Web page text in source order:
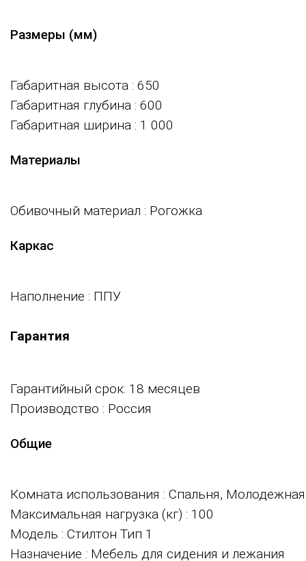
Размеры (мм)
Габаритная высота : 650
Габаритная глубина : 600
Габаритная ширина : 1 000
Материалы
Обивочный материал : Рогожка
Каркас
Наполнение : ППУ
Гарантия
Гарантийный срок: 18 месяцев
Производство : Россия
Общие
Комната использования : Спальня, Молодежная
Максимальная нагрузка (кг) : 100
Модель : Стилтон Тип 1
Назначение : Мебель для сидения и лежания